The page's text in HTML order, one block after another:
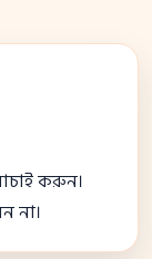
করুন।
না।